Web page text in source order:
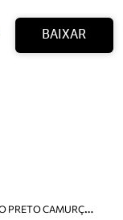
BAIXAR
T
AMANCO PRETO CAMURÇA MEIA PATA MADEIRA FIVELA